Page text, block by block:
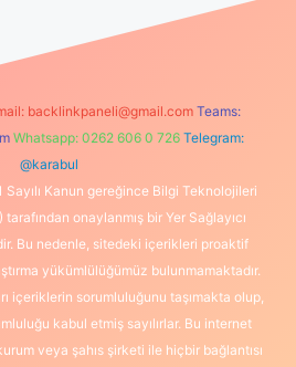
backlinkpaneli@gmail.com Teams:
Whatsapp: 0262 606 0 726 Telegram:
@karabul
Sayılı Kanun gereğince Bilgi Teknolojileri
onaylanmış bir Yer Sağlayıcı
Bu nedenle, sitedeki içerikleri proaktif
yükümlülüğümüz bulunmamaktadır.
içeriklerin sorumluluğunu taşımakta olup,
kabul etmiş sayılırlar. Bu internet
veya şahıs şirketi ile hiçbir bağlantısı